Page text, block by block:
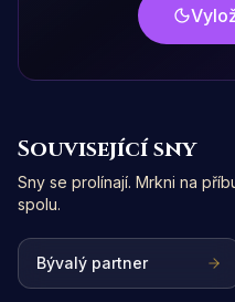
Související sny
Sny se prolínají. Mrkni na
spolu.
Bývalý partner